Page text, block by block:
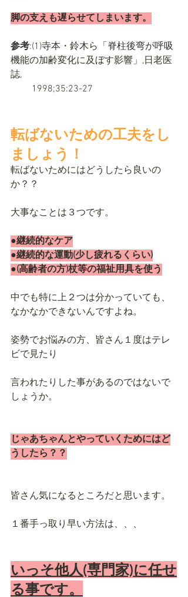
脚の支えも遅らせてしまいます。
参考:(1)寺本・鈴木ら「脊柱後弯が呼吸
機能の加齢変化に及ぼす影響」,日老医
誌,
1998;35:23-27
転ばないための工夫をし
ましょう！
転ばないためにはどうしたら良いの
か？？
大事なことは３つです。
●継続的なケア
●継続的な運動(少し疲れるくらい)
●(高齢者の方)杖等の福祉用具を使う
中でも特に上２つは分かっていても、
なかなかできないんですよね。
姿勢でお悩みの方、皆さん１度はテレ
ビで見たり
言われたりした事があるのではないで
しょうか。
じゃあちゃんとやっていくためにはど
うしたら？？
皆さん気になるところだと思います。
１番手っ取り早い方法は、、、
いっそ他人(専門家)に任せ
る事です。